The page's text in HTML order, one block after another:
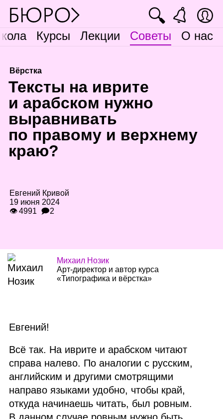
Курсы Лекции Советы О нас
🔍
Вёрстка
Тексты на иврите
и арабском нужно
выравнивать
по правому и верхнему
краю?
Евгений Кривой
19 июня 2024
👁 4991 🗩2
Михаил Нозик
Арт‑директор и автор курса
«Типографика и вёрстка»
Евгений!
Всё так. На иврите и арабском читают
справа налево. По аналогии с русским,
английским и другими смотрящими
направо языками удобно, чтобы край,
откуда начинаешь читать, был ровным.